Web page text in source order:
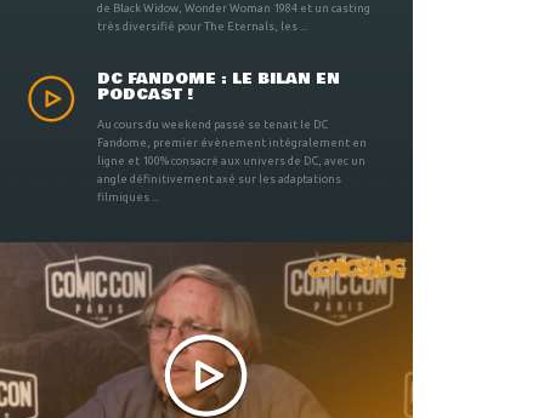
de Black Widow, Wonder Woman 1984 et un casting
très diversifié pour The Eternals, les ...
DC FANDOME : LE BILAN EN
PODCAST !
Au cours du weekend passé se tenait le DC
Fandome, premier évènement intégralement en
ligne et 100% consacré aux univers de DC, avec un
angle définitivement axé sur les adaptations
filmiques ...